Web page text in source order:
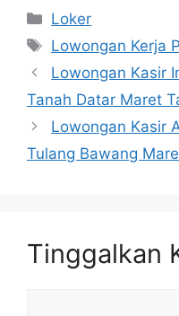
Kategori
Loker
Tag
Lowongan Kerja
Lowongan Kasir
Tanah Datar Maret
Lowongan Kasir
Tulang Bawang
Tinggalkan